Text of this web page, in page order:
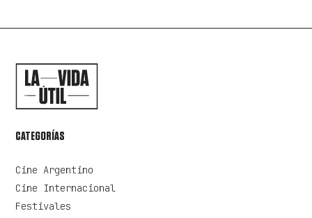
CATEGORÍAS
Cine Argentino
Cine Internacional
Festivales